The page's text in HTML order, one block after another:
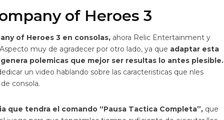
of Heroes 3
of Heroes 3 en consolas, ahora Relic Entertainment y
muy de agradecer por otro lado, ya que adaptar esta
polemicas que mejor ser resultas lo antes plesible.
un video hablando sobre las caracteristicas que nles
consola.
que tendra el comando “Pausa Tactica Completa”, que